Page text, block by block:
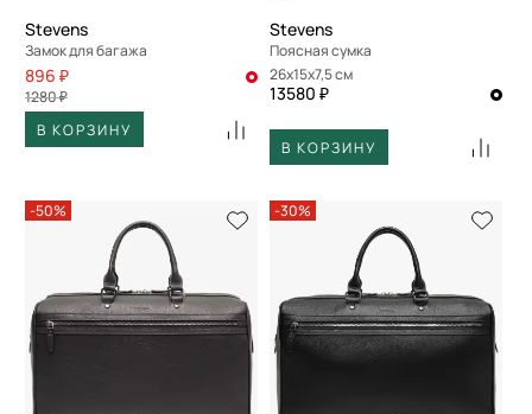
Stevens
Замок для багажа
896 ₽
1280 ₽
В КОРЗИНУ
Stevens
Поясная сумка
26x15x7,5 см
13580 ₽
В КОРЗИНУ
-50% -30%